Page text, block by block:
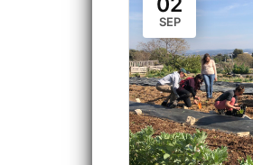
SEP